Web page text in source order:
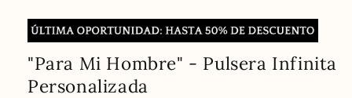
"Para Mi Hombre" - Pulsera Infinita
Personalizada